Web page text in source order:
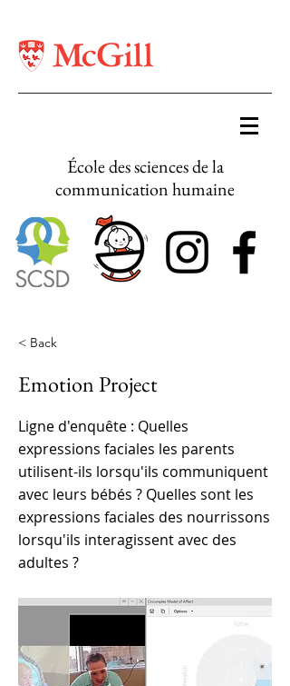
École des sciences de la
communication humaine
< Back
Emotion Project
Ligne d'enquête : Quelles
expressions faciales les parents
utilisent-ils lorsqu'ils communiquent
avec leurs bébés ? Quelles sont les
expressions faciales des nourrissons
lorsqu'ils interagissent avec des
adultes ?